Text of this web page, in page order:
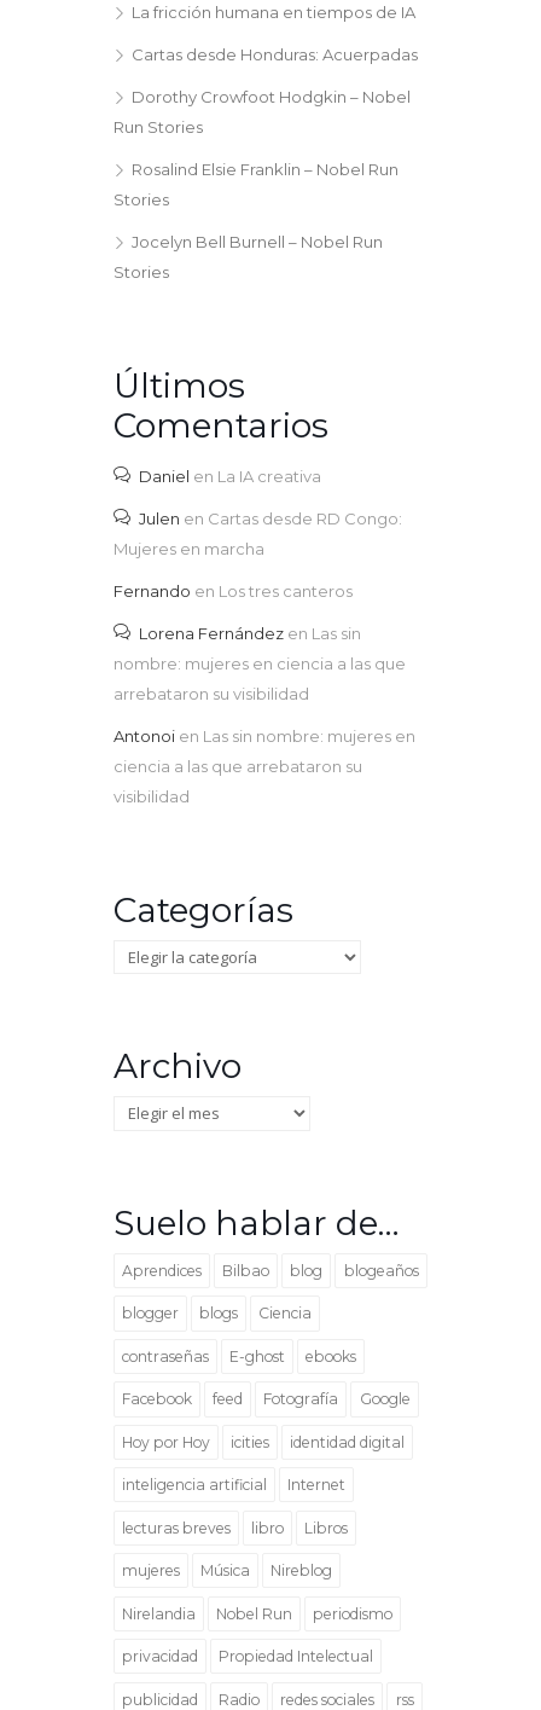
La fricción humana en tiempos de IA
Cartas desde Honduras: Acuerpadas
Dorothy Crowfoot Hodgkin – Nobel
Run Stories
Rosalind Elsie Franklin – Nobel Run
Stories
Jocelyn Bell Burnell – Nobel Run
Stories
Últimos
Comentarios
Daniel en La IA creativa
Julen en Cartas desde RD Congo:
Mujeres en marcha
Fernando en Los tres canteros
Lorena Fernández en Las sin
nombre: mujeres en ciencia a las que
arrebataron su visibilidad
Antonoi en Las sin nombre: mujeres en
ciencia a las que arrebataron su
visibilidad
Categorías
Categorías
Archivo
Archivo
Suelo hablar de…
Aprendices Bilbao blog blogeaños
blogger blogs Ciencia
contraseñas E-ghost ebooks
Facebook feed Fotografía Google
Hoy por Hoy icities identidad digital
inteligencia artificial Internet
lecturas breves libro Libros
mujeres Música Nireblog
Nirelandia Nobel Run periodismo
privacidad Propiedad Intelectual
publicidad Radio redes sociales rss